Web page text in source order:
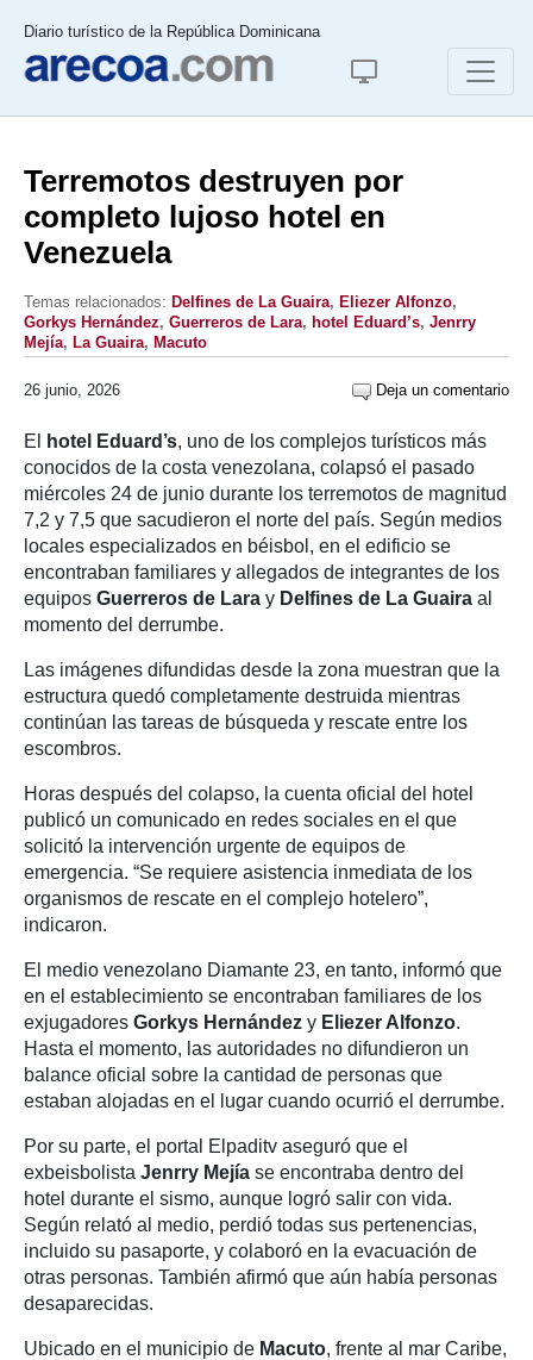
Diario turístico de la República Dominicana
Terremotos destruyen por
completo lujoso hotel en
Venezuela
Temas relacionados: Delfines de La Guaira, Eliezer Alfonzo,
Gorkys Hernández, Guerreros de Lara, hotel Eduard’s, Jenrry
Mejía, La Guaira, Macuto
26 junio, 2026 Deja un comentario
El hotel Eduard’s, uno de los complejos turísticos más
conocidos de la costa venezolana, colapsó el pasado
miércoles 24 de junio durante los terremotos de magnitud
7,2 y 7,5 que sacudieron el norte del país. Según medios
locales especializados en béisbol, en el edificio se
encontraban familiares y allegados de integrantes de los
equipos Guerreros de Lara y Delfines de La Guaira al
momento del derrumbe.
Las imágenes difundidas desde la zona muestran que la
estructura quedó completamente destruida mientras
continúan las tareas de búsqueda y rescate entre los
escombros.
Horas después del colapso, la cuenta oficial del hotel
publicó un comunicado en redes sociales en el que
solicitó la intervención urgente de equipos de
emergencia. “Se requiere asistencia inmediata de los
organismos de rescate en el complejo hotelero”,
indicaron.
El medio venezolano Diamante 23, en tanto, informó que
en el establecimiento se encontraban familiares de los
exjugadores Gorkys Hernández y Eliezer Alfonzo.
Hasta el momento, las autoridades no difundieron un
balance oficial sobre la cantidad de personas que
estaban alojadas en el lugar cuando ocurrió el derrumbe.
Por su parte, el portal Elpaditv aseguró que el
exbeisbolista Jenrry Mejía se encontraba dentro del
hotel durante el sismo, aunque logró salir con vida.
Según relató al medio, perdió todas sus pertenencias,
incluido su pasaporte, y colaboró en la evacuación de
otras personas. También afirmó que aún había personas
desaparecidas.
Ubicado en el municipio de Macuto, frente al mar Caribe,